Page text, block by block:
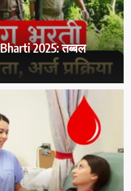
2025: तब्बल